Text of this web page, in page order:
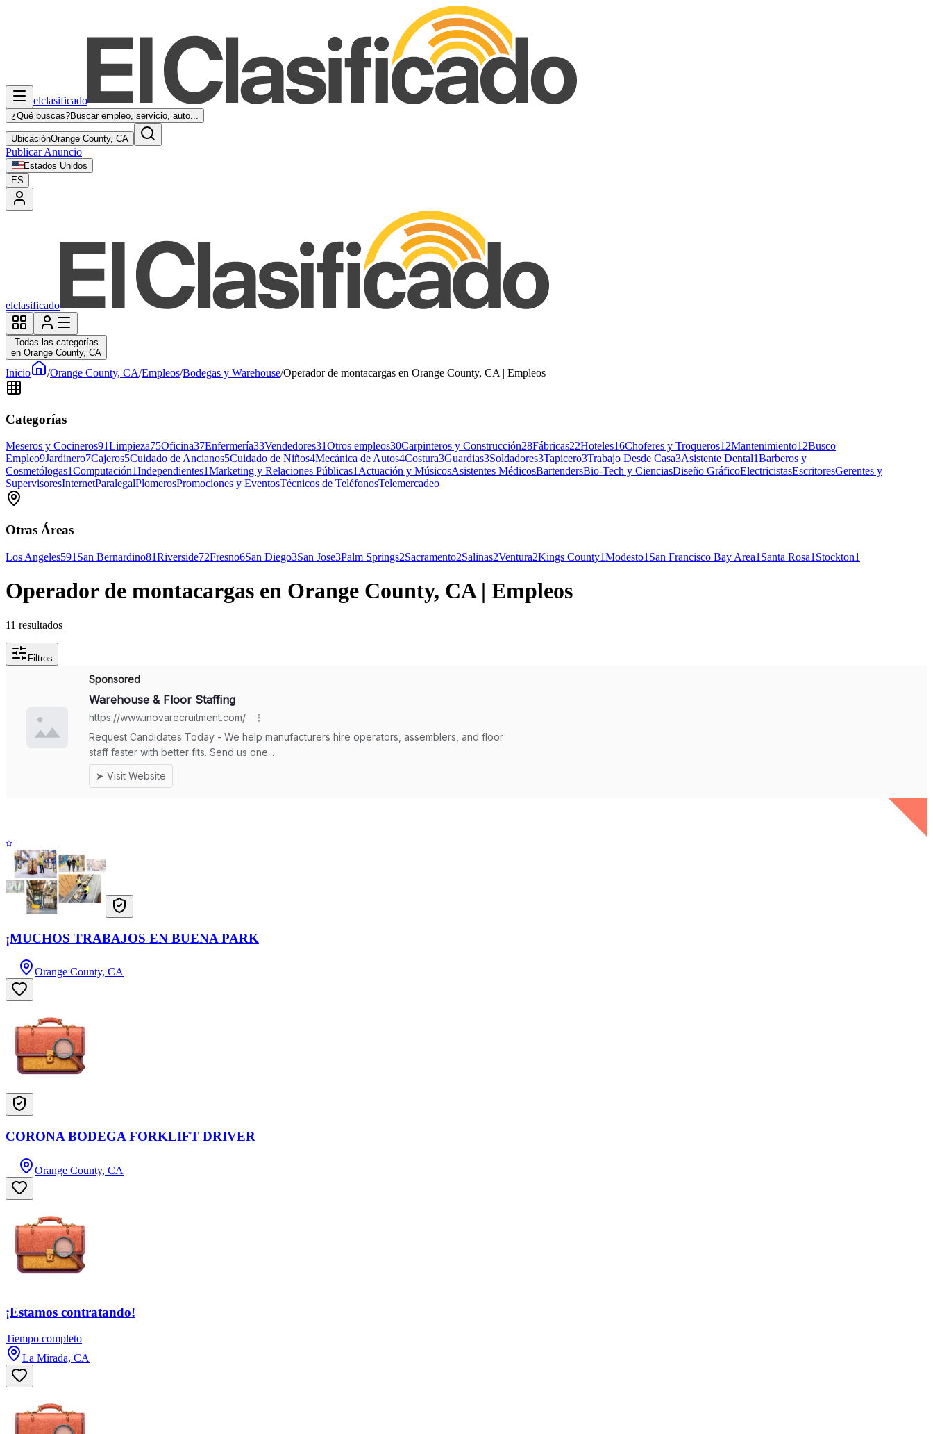
elclasificado
¿Qué buscas?Buscar empleo, servicio, auto...
UbicaciónOrange County, CA
Publicar Anuncio
Estados Unidos
ES
elclasificado
Todas las categorías
en Orange County, CA
Inicio /Orange County, CA/Empleos/Bodegas y Warehouse/Operador de montacargas en Orange County, CA | Empleos
Categorías
Meseros y Cocineros91Limpieza75Oficina37Enfermería33Vendedores31Otros empleos30Carpinteros y Construcción28Fábricas22Hoteles16Choferes y Troqueros12Mantenimiento12Busco
Empleo9Jardinero7Cajeros5Cuidado de Ancianos5Cuidado de Niños4Mecánica de Autos4Costura3Guardias3Soldadores3Tapicero3Trabajo Desde Casa3Asistente Dental1Barberos y
Cosmetólogas1Computación1Independientes1Marketing y Relaciones Públicas1Actuación y MúsicosAsistentes MédicosBartendersBio-Tech y CienciasDiseño GráficoElectricistasEscritoresGerentes y
SupervisoresInternetParalegalPlomerosPromociones y EventosTécnicos de TeléfonosTelemercadeo
Otras Áreas
Los Angeles591 San Bernardino81Riverside72Fresno6San Diego3San Jose3Palm Springs2Sacramento2Salinas2Ventura2Kings County1Modesto1 San Francisco Bay Area1 Santa Rosa1 Stockton1
Operador de montacargas en Orange County, CA | Empleos
11 resultados
Filtros
¡MUCHOS TRABAJOS EN BUENA PARK
Orange County, CA
CORONA BODEGA FORKLIFT DRIVER
Orange County, CA
¡Estamos contratando!
Tiempo completo
La Mirada, CA